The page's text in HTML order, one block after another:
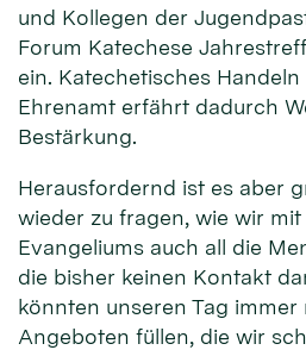
und Kollegen der
Forum Katechese
ein. Katechetisches
Ehrenamt erfährt dadurch
Bestärkung.
Herausfordernd ist es aber
wieder zu fragen, wie wir
Evangeliums auch all die
die bisher keinen Kontakt
könnten unseren Tag immer
Angeboten füllen, die wir